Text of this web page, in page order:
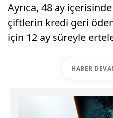
Ayrıca, 48 ay
çiftlerin kredi geri
için 12 ay süreyle
HABER